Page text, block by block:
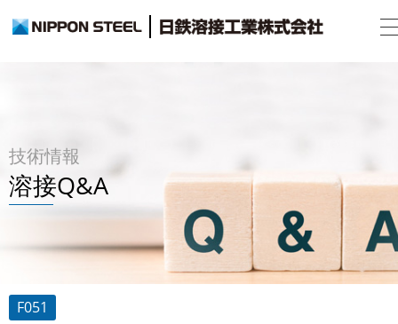
技術情報
溶接Q&A
F051